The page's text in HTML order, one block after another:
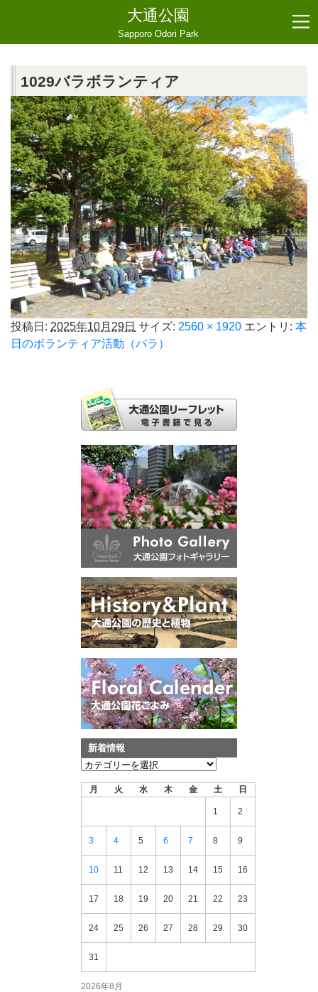
大通公園
Sapporo Odori Park
1029バラボランティア
投稿日: 2025年10月29日 サイズ: 2560 × 1920 エントリ: 本
日のボランティア活動（バラ）
新着情報
新
2026年8月
月 火 水 木 金 土 日
1 2
3 4 5 6 7 8 9
10 11 12 13 14 15 16
17 18 19 20 21 22 23
24 25 26 27 28 29 30
31